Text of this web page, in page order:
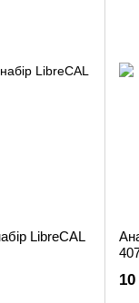
LibreCAL